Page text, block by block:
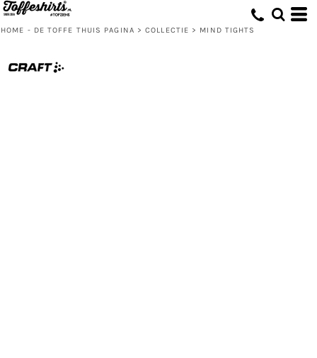
HOME - DE TOFFE THUIS PAGINA > COLLECTIE > MIND TIGHTS